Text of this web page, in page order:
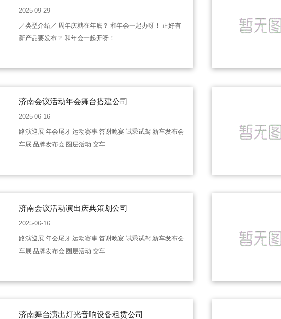
2025-09-29
／类型介绍／ 周年庆就在年底？ 和年会一起办呀！ 正好有
新产品要发布？ 和年会一起开呀！…
济南会议活动年会舞台搭建公司
2025-06-16
路演巡展 年会尾牙 运动赛事 答谢晚宴 试乘试驾 新车发布会
车展 品牌发布会 圈层活动 交车…
济南会议活动演出庆典策划公司
2025-06-16
路演巡展 年会尾牙 运动赛事 答谢晚宴 试乘试驾 新车发布会
车展 品牌发布会 圈层活动 交车…
济南舞台演出灯光音响设备租赁公司